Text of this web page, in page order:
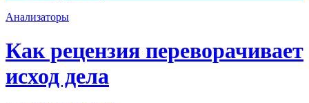
Анализаторы
Как рецензия переворачивает
исход дела